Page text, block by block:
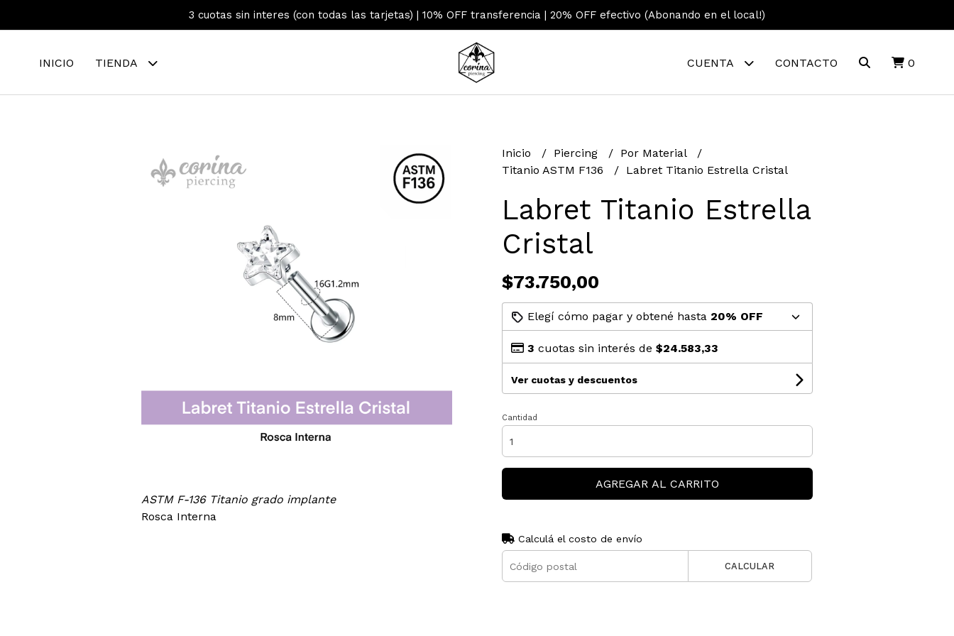
3 cuotas sin interes (con todas las tarjetas) | 10% OFF transferencia | 20% OFF efectivo (Abonando en el local!)
INICIO TIENDA CUENTA CONTACTO 0
ASTM F-136 Titanio grado implante
Rosca Interna
Inicio Piercing
Por Material
Titanio ASTM F136
Labret Titanio Estrella Cristal
Labret Titanio Estrella
Cristal
$73.750,00
Elegí cómo pagar y obtené hasta 20% OFF
3 cuotas sin interés de $24.583,33
Ver cuotas y descuentos
Cantidad
AGREGAR AL CARRITO
Calculá el costo de envío
CALCULAR